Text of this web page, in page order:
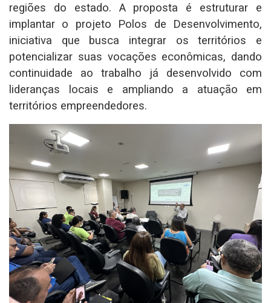
regiões do estado. A proposta é estruturar e
implantar o projeto Polos de Desenvolvimento,
iniciativa que busca integrar os territórios e
potencializar suas vocações econômicas, dando
continuidade ao trabalho já desenvolvido com
lideranças locais e ampliando a atuação em
territórios empreendedores.